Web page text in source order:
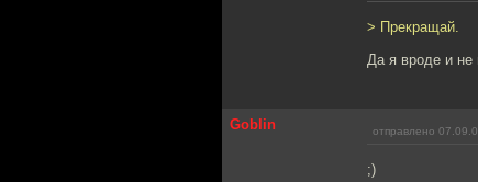
> Прекращай.
Да я вроде и не
Goblin отправлено
;)